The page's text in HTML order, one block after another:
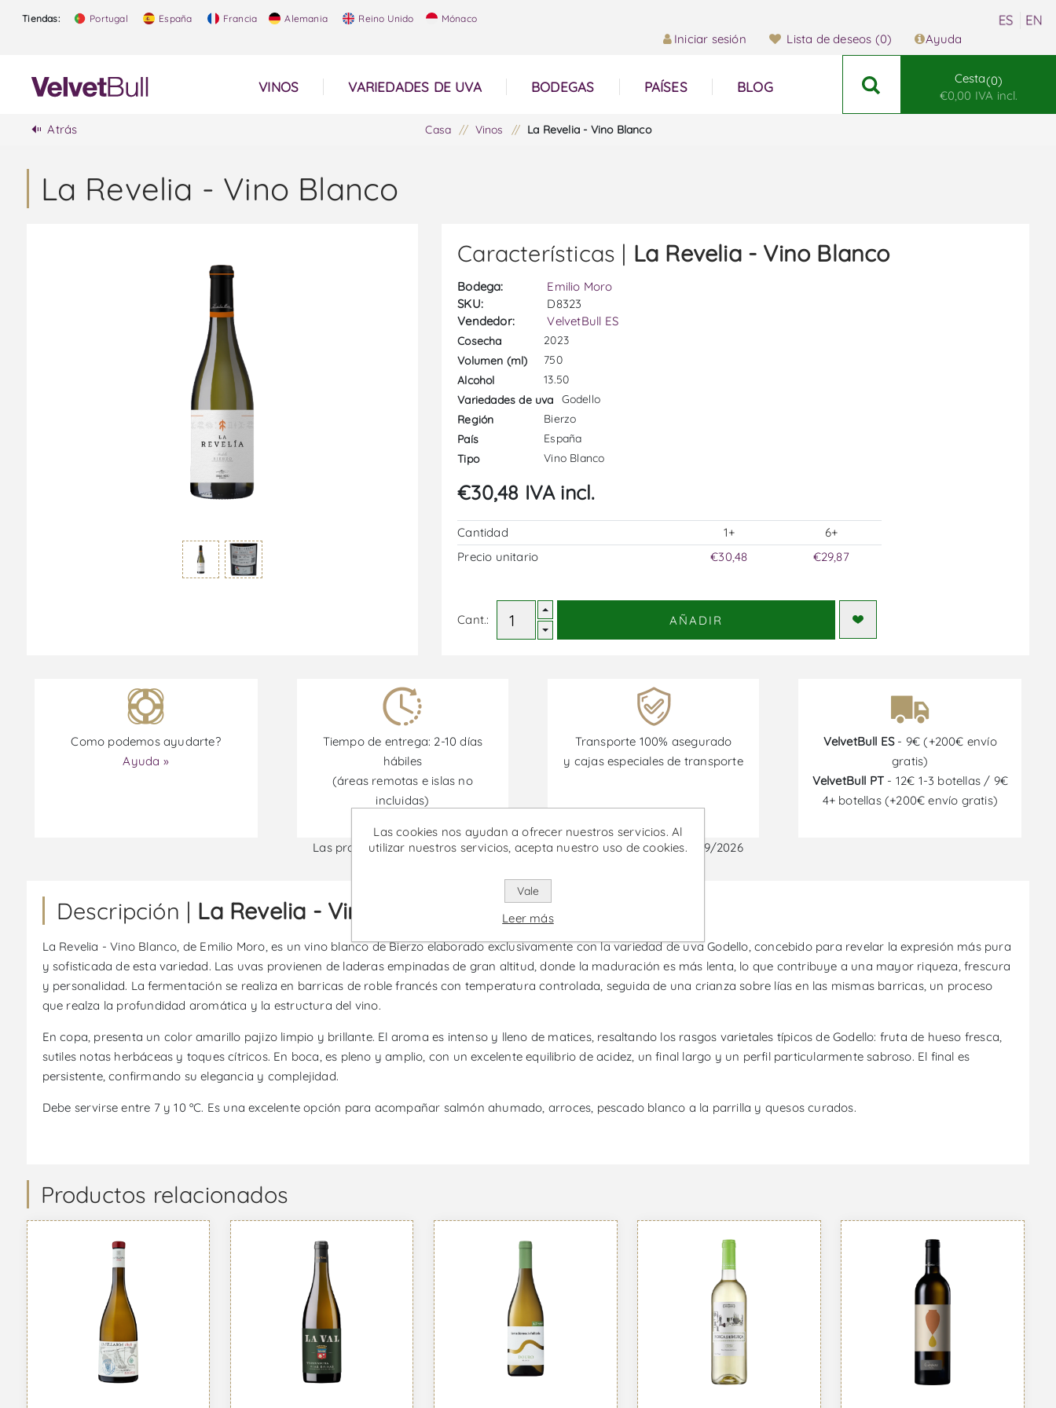
Tiendas: Portugal España Francia Alemania Reino Unido Mónaco
Iniciar sesión Lista de deseos (0) Ayuda
VINOS VARIEDADES DE UVA BODEGAS PAÍSES BLOG
Cesta 0
€0,00 IVA incl.
Atrás Casa / Vinos / La Revelia - Vino Blanco
La Revelia - Vino Blanco
Características | La Revelia - Vino Blanco
Bodega:
Emilio Moro
SKU:
D8323
Vendedor:
VelvetBull ES
Cosecha
2023
Volumen (ml)
750
Alcohol
13.50
Variedades de uva
Godello
Región
Bierzo
País
España
Tipo
Vino Blanco
€30,48 IVA incl.
Cantidad 1+
6+
Precio unitario
€30,48 €29,87
Cant.: AÑADIR
Como podemos ayudarte?
Ayuda »
Tiempo de entrega: 2-10 días
hábiles
(áreas remotas e islas no
incluidas)
Transporte 100% asegurado
y cajas especiales de transporte
VelvetBull ES- 9€ (+200€ envío
gratis)
VelvetBull PT - 12€ 1-3 botellas / 9€
4+ botellas (+200€ envío gratis)
Las promociones están disponibles desde el 30/06/2026 hasta el 30/09/2026
Descripción | La Revelia - Vino Blanco
La Revelia - Vino Blanco, de Emilio Moro, es un vino blanco de Bierzo elaborado exclusivamente con la variedad de uva Godello, concebido para revelar la expresión más pura
y sofisticada de esta variedad. Las uvas provienen de laderas empinadas de gran altitud, donde la maduración es más lenta, lo que contribuye a una mayor riqueza, frescura
y personalidad. La fermentación se realiza en barricas de roble francés con temperatura controlada, seguida de una crianza sobre lías en las mismas barricas, un proceso
que realza la profundidad aromática y la estructura del vino.
En copa, presenta un color amarillo pajizo limpio y brillante. El aroma es intenso y lleno de matices, resaltando los rasgos varietales típicos de Godello: fruta de hueso fresca,
sutiles notas herbáceas y toques cítricos. En boca, es pleno y amplio, con un excelente equilibrio de acidez, un final largo y un perfil particularmente sabroso. El final es
persistente, confirmando su elegancia y complejidad.
Debe servirse entre 7 y 10 ºC. Es una excelente opción para acompañar salmón ahumado, arroces, pescado blanco a la parrilla y quesos curados.
Productos relacionados
Las cookies nos ayudan a ofrecer nuestros servicios. Al
utilizar nuestros servicios, acepta nuestro uso de cookies.
Vale
Leer más